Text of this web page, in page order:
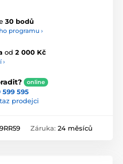
30 bodů
programu ›
od 2 000 Kč
online
599 595
prodejci
Záruka: 24 měsíců